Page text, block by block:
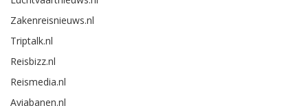
Zakenreisnieuws.nl
Triptalk.nl
Reisbizz.nl
Reismedia.nl
Aviabanen.nl